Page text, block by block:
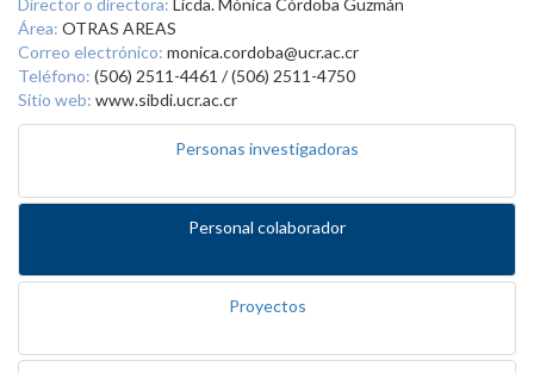
Director o directora: Licda. Mónica Córdoba Guzmán
Área: OTRAS AREAS
Correo electrónico: monica.cordoba@ucr.ac.cr
Teléfono: (506) 2511-4461 / (506) 2511-4750
Sitio web: www.sibdi.ucr.ac.cr
Personas investigadoras
Personal colaborador
Proyectos